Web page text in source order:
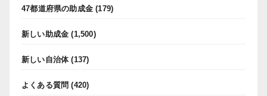
47都道府県の助成金 (179)
新しい助成金 (1,500)
新しい自治体(137)
よくある質問 (420)